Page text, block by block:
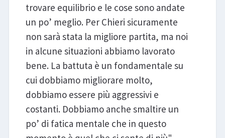
trovare equilibrio e le cose sono andate
un po’ meglio. Per Chieri sicuramente
non sarà stata la migliore partita, ma noi
in alcune situazioni abbiamo lavorato
bene. La battuta è un fondamentale su
cui dobbiamo migliorare molto,
dobbiamo essere più aggressivi e
costanti. Dobbiamo anche smaltire un
po’ di fatica mentale che in questo